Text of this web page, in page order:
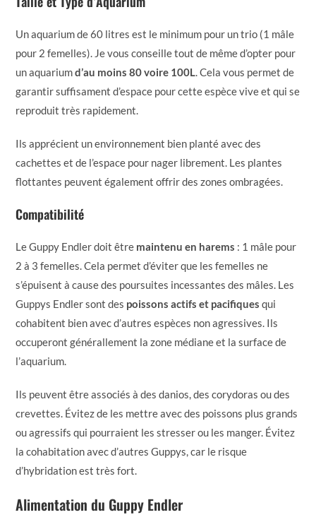
Un aquarium de 60 litres est le minimum pour un trio (1 mâle
pour 2 femelles). Je vous conseille tout de même d’opter pour
un aquariumd’au moins 80 voire 100L. Cela vous permet de
garantir suffisament d’espace pour cette espèce vive et qui se
reproduit très rapidement.
Ils apprécient un environnement bien planté avec des
cachettes et de l’espace pour nager librement. Les plantes
flottantes peuvent également offrir des zones ombragées.
Compatibilité
Le Guppy Endler doit être maintenu en harems : 1 mâle pour
2 à 3 femelles. Cela permet d’éviter que les femelles ne
s’épuisent à cause des poursuites incessantes des mâles. Les
Guppys Endler sont des poissons actifs et pacifiquesqui
cohabitent bien avec d’autres espèces non agressives. Ils
occuperont générallement la zone médiane et la surface de
l’aquarium.
Ils peuvent être associés à des danios, des corydoras ou des
crevettes. Évitez de les mettre avec des poissons plus grands
ou agressifs qui pourraient les stresser ou les manger. Évitez
la cohabitation avec d’autres Guppys, car le risque
d’hybridation est très fort.
Alimentation du Guppy Endler